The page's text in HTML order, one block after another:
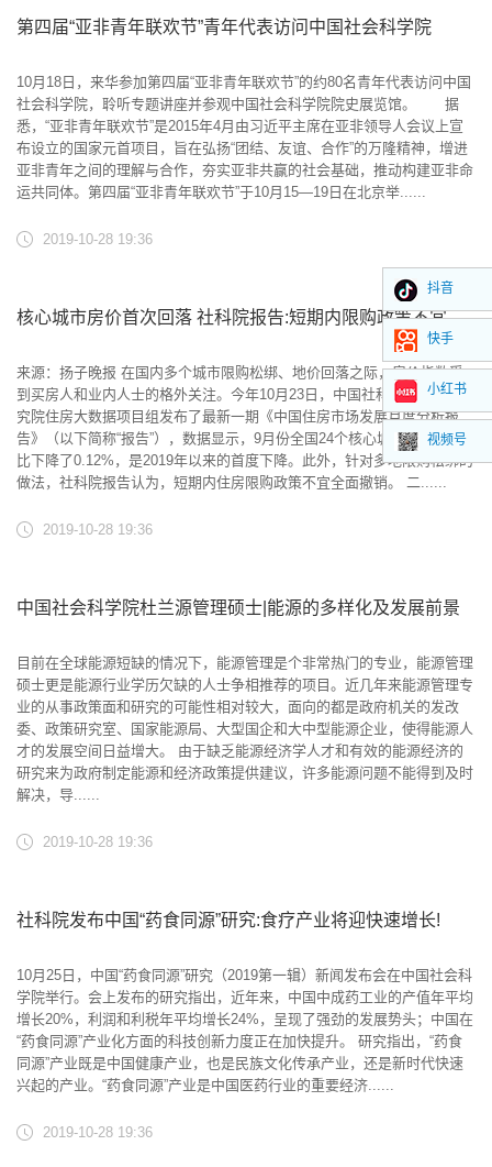
第四届“亚非青年联欢节”青年代表访问中国社会科学院
10月18日，来华参加第四届“亚非青年联欢节”的约80名青年代表访问中国
社会科学院，聆听专题讲座并参观中国社会科学院院史展览馆。 据
悉，“亚非青年联欢节”是2015年4月由习近平主席在亚非领导人会议上宣
布设立的国家元首项目，旨在弘扬“团结、友谊、合作”的万隆精神，增进
亚非青年之间的理解与合作，夯实亚非共赢的社会基础，推动构建亚非命
运共同体。第四届“亚非青年联欢节”于10月15—19日在北京举......
2019-10-28 19:36
核心城市房价首次回落 社科院报告:短期内限购政策不宜全面撤销
来源：扬子晚报 在国内多个城市限购松绑、地价回落之际，房价指数受
到买房人和业内人士的格外关注。今年10月23日，中国社科院财经战略研
究院住房大数据项目组发布了最新一期《中国住房市场发展月度分析报
告》（以下简称“报告”），数据显示，9月份全国24个核心城市的房价环
比下降了0.12%，是2019年以来的首度下降。此外，针对多地限购松绑的
做法，社科院报告认为，短期内住房限购政策不宜全面撤销。 二......
2019-10-28 19:36
中国社会科学院杜兰源管理硕士|能源的多样化及发展前景
目前在全球能源短缺的情况下，能源管理是个非常热门的专业，能源管理
硕士更是能源行业学历欠缺的人士争相推荐的项目。近几年来能源管理专
业的从事政策面和研究的可能性相对较大，面向的都是政府机关的发改
委、政策研究室、国家能源局、大型国企和大中型能源企业，使得能源人
才的发展空间日益增大。 由于缺乏能源经济学人才和有效的能源经济的
研究来为政府制定能源和经济政策提供建议，许多能源问题不能得到及时
解决，导......
2019-10-28 19:36
社科院发布中国“药食同源”研究:食疗产业将迎快速增长!
10月25日，中国“药食同源”研究（2019第一辑）新闻发布会在中国社会科
学院举行。会上发布的研究指出，近年来，中国中成药工业的产值年平均
增长20%，利润和利税年平均增长24%，呈现了强劲的发展势头；中国在
“药食同源”产业化方面的科技创新力度正在加快提升。 研究指出，“药食
同源”产业既是中国健康产业，也是民族文化传承产业，还是新时代快速
兴起的产业。“药食同源”产业是中国医药行业的重要经济......
2019-10-28 19:36
抖音
快手
小红书
视频号